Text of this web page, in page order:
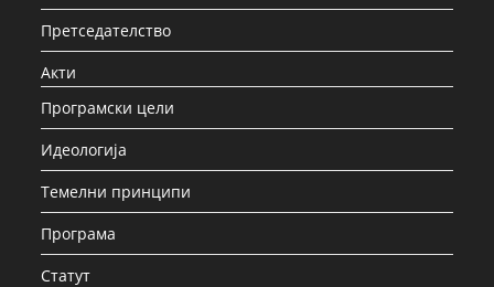
Претседателство
Акти
Програмски цели
Идеологија
Темелни принципи
Програма
Статут